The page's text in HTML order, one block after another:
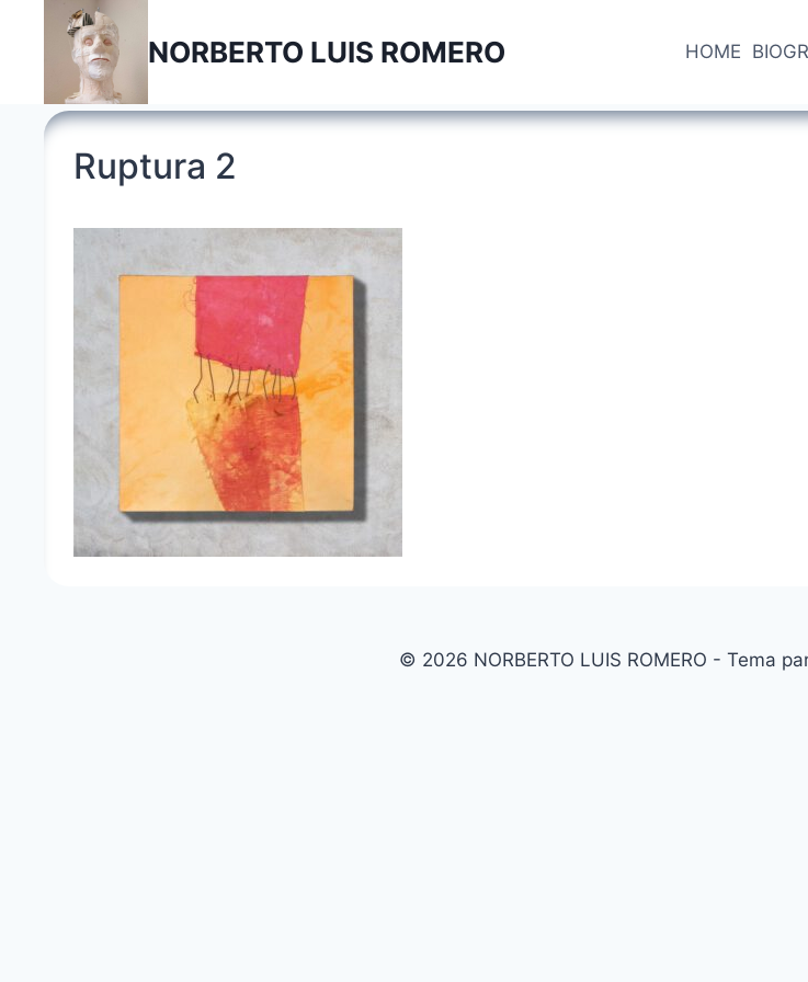
contenido
NORBERTO LUIS ROMERO HOME
Ruptura 2
© 2026 NORBERTO LUIS ROMERO - Tema